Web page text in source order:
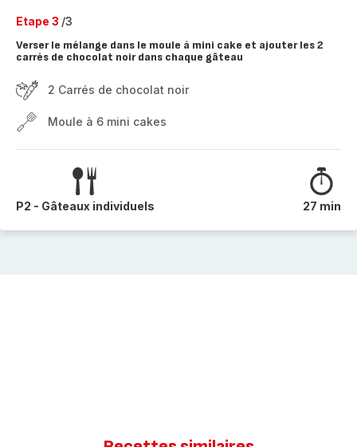
Etape 3 /3
Verser le mélange dans le moule à mini cake et ajouter les 2
carrés de chocolat noir dans chaque gâteau
2 Carrés de chocolat noir
Moule à 6 mini cakes
P2 - Gâteaux individuels 27 min